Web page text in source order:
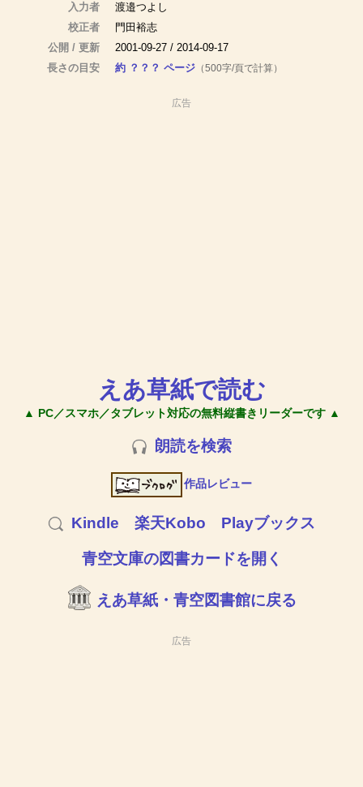
入力者
渡邉つよし
校正者
門田裕志
公開 / 更新
2001-09-27 / 2014-09-17
長さの目安
約 ？？？ ページ （500字/頁で計算）
広告
えあ草紙で読む
▲ PC／スマホ／タブレット対応の無料縦書きリーダーです ▲
朗読を検索
作品レビュー
Kindle 楽天Kobo Playブックス
青空文庫の図書カードを開く
えあ草紙・青空図書館に戻る
広告